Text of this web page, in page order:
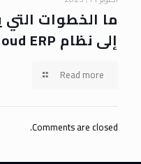
ما الخطوات التي
إلى نظام Oracle Cloud ERP؟
Read more
Comments are closed.